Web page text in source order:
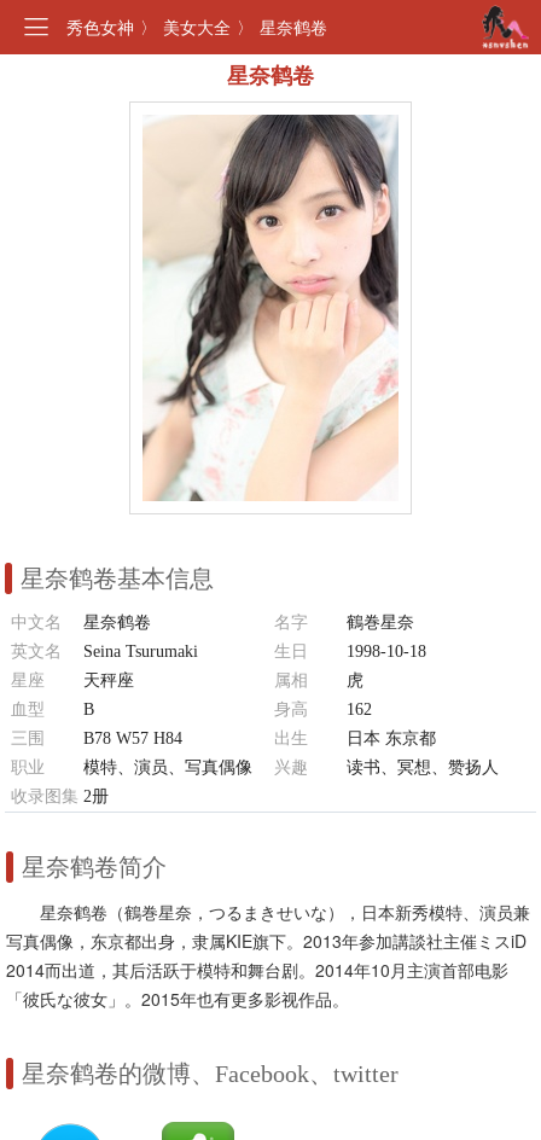
秀色女神 〉 美女大全 〉 星奈鹤卷
星奈鹤卷
星奈鹤卷基本信息
中文名 星奈鹤卷 名字
鶴巻星奈
英文名
Seina Tsurumaki 生日
1998-10-18
星座
天秤座 属相
虎
血型
B 身高
162
三围
B78 W57 H84 出生
日本 东京都
职业
模特、演员、写真偶像 兴趣
读书、冥想、赞扬人
收录图集 2册
星奈鹤卷简介
星奈鹤卷（鶴巻星奈，つるまきせいな），日本新秀模特、演员兼
写真偶像，东京都出身，隶属KIE旗下。2013年参加講談社主催ミスiD
2014而出道，其后活跃于模特和舞台剧。2014年10月主演首部电影
「彼氏な彼女」。2015年也有更多影视作品。
星奈鹤卷的微博、Facebook、twitter